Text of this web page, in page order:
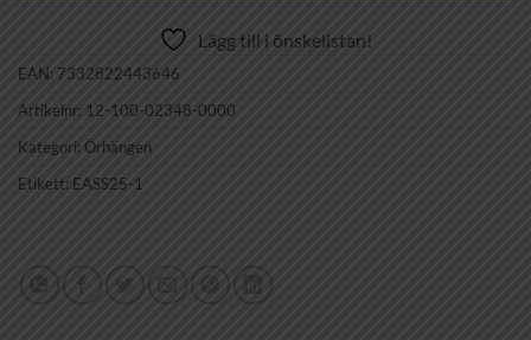
Lägg till i önskelistan!
EAN: 7332822443646
Artikelnr: 12-100-02348-0000
Kategori: Örhängen
Etikett: EASS25-1